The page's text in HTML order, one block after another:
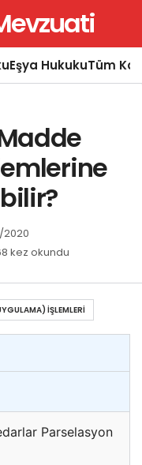
Eşya HukukuTüm
kez okundu
Parselasyon
İŞLEMLERI